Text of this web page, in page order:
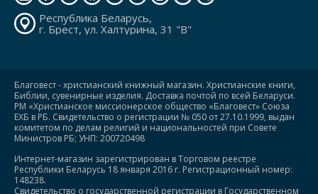
Республика Беларусь,
г. Брест, ул. Халтурина, 31 "В"
Благовест - христианский книжный магазин. Христианские книги,
Библии, сувенирные изделия. Доставка почтой по всей Беларуси.
РМ «Христианское миссионерское общество «Благовест» Союза
ЕХБ в РБ. Свидетельство о регистрации № 050 от 27.10.1999, выдан
комитетом по делам религий и национальностей при Совете
Министров РБ; УНП: 200720498
Интернет-магазин зарегистрирован в Торговом реестре
Республики Беларусь 18 января 2016 г. Регистрационный номер:
148238.
Свидетельство о государственной регистрации в Государственном